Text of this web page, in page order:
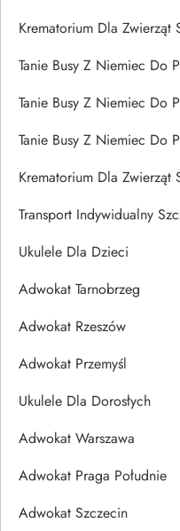
Krematorium Dla Zwierząt
Tanie Busy Z Niemiec Do
Tanie Busy Z Niemiec Do
Tanie Busy Z Niemiec Do
Krematorium Dla Zwierząt
Transport Indywidualny
Ukulele Dla Dzieci
Adwokat Tarnobrzeg
Adwokat Rzeszów
Adwokat Przemyśl
Ukulele Dla Dorosłych
Adwokat Warszawa
Adwokat Praga Południe
Adwokat Szczecin